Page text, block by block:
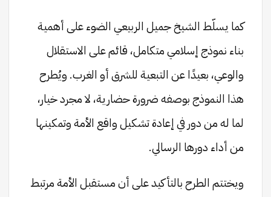
كما يسلّط الشيخ جميل الربيعي الضوء على أهمية
بناء نموذج إسلامي متكامل، قائم على الاستقلال
والوعي، بعيدًا عن التبعية للشرق أو الغرب. ويُطرح
هذا النموذج بوصفه ضرورة حضارية، لا مجرد خيار،
لما له من دور في إعادة تشكيل واقع الأمة وتمكينها
من أداء دورها الرسالي.
ويختتم الطرح بالتأكيد على أن مستقبل الأمة مرتبط